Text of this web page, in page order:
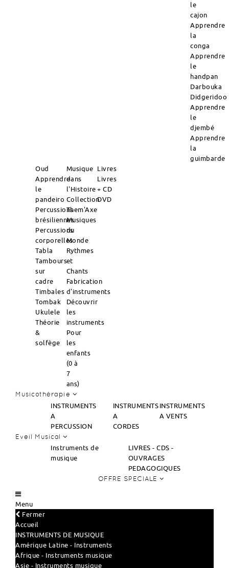
le
cajon
Apprendre
la
conga
Apprendre
le
handpan
Darbouka
Didgeridoo
Apprendre
le
djembé
Apprendre
la
guimbarde
Oud
Apprendre
le
pandeiro
Percussions
brésiliennes
Percussions
corporelles
Tabla
Tambours
sur
cadre
Timbales
Tombak
Ukulele
Théorie
&
solfège
Musique
dans
l'Histoire
Collection
Them'Axe
Musiques
du
Monde
Rythmes
et
Chants
Fabrication
d'instruments
Découvrir
les
instruments
Pour
les
enfants
(0 à
7
ans)
Livres
Livres
+ CD
DVD
Musicothérapie
INSTRUMENTS
A
PERCUSSION
INSTRUMENTS
A
CORDES
INSTRUMENTS
A VENTS
Eveil Musical
Instruments de
musique
LIVRES - CDS -
OUVRAGES
PEDAGOGIQUES
OFFRE SPECIALE
Menu
Fermer
Accueil
INSTRUMENTS DE MUSIQUE
Amérique Latine - Instruments
Afrique - Instruments musique
Asie - Instruments musique